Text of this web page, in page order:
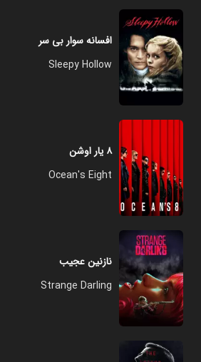
افسانه سوار بی سر
Sleepy Hollow
۸ یار اوشن
Ocean's Eight
نازنین عجیب
Strange Darling